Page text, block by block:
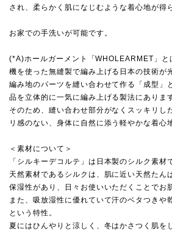
され、柔らかく肌になじむような着心地が得
お家での手洗いが可能です。
(*A)ホールガーメント「WHOLEARMET」と
機を使った無縫製で編み上げる日本の技術が
編み地のパーツを縫い合わせて作る「成型」
品を立体的に一気に編み上げる製法にありま
そのため、縫い合わせ部分がなくスッキリし
リ感のない、身体に自然に添う軽やかな着心
＜素材について＞
「シルキーデコルテ」は日本製のシルク素材
天然素材であるシルクは、肌に近い天然たん
保湿性があり、日々お使いいただくことでお
また、吸放湿性に優れていて汗のベタつきや
という特性。
夏にはひんやりと涼しく、冬はかさつく肌を